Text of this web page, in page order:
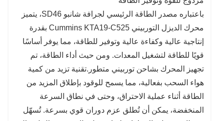
باعتباره مصدر الطاقة الرئيسي لجرافة شانبو SD46، يتميز
محرك الديزل التوربيني Cummins KTA19-C525 بقدرة
إنتاجية عالية وكفاءة عالية وتوفير للطاقة، مما يوفر أساسًا
قويًا للطاقة لتشغيل المعدات. ومن حيث أداء الطاقة، تم
تجهيز المحرك بشاحن توربيني متطور.تقنية تزيد من كمية
هواء السحب بفعالية، مما يسمح للوقود بإطلاق المزيد من
الطاقة أثناء عملية الاحتراق، وحتى في نطاق السرعة
المنخفضة، يمكن أن تُطلق عزم دوران قوي بسرعة. تُسهّل